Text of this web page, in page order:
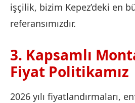
işçilik, bizim Kepez’deki en
referansımızdır.
3. Kapsamlı
Fiyat Politikamız
2026 yılı fiyatlandırmaları,